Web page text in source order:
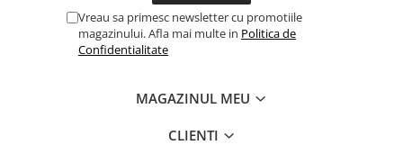
Vreau sa primesc newsletter cu promotiile
magazinului. Afla mai multe in Politica de
Confidentialitate
MAGAZINUL MEU
CLIENTI